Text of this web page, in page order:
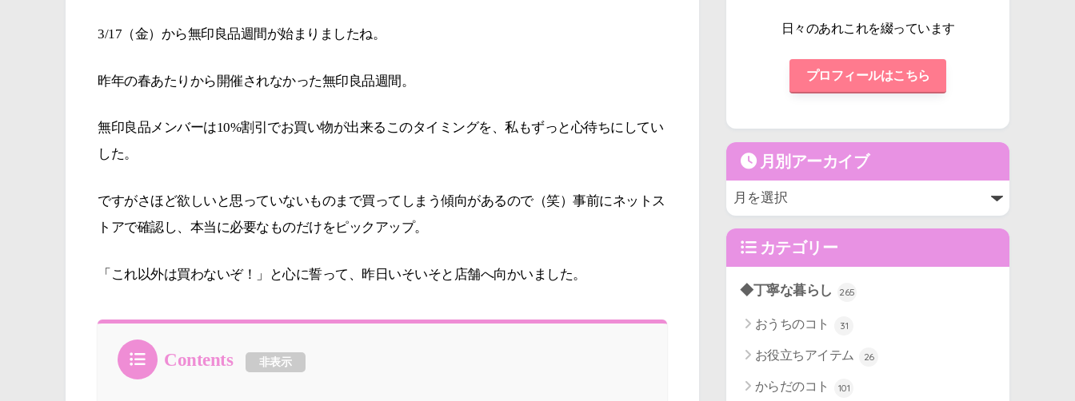
3/17（金）から無印良品週間が始まりましたね。
昨年の春あたりから開催されなかった無印良品週間。
無印良品メンバーは10%割引でお買い物が出来るこのタイミングを、私もずっと心待ちにしてい
した。
ですがさほど欲しいと思っていないものまで買ってしまう傾向があるので（笑）事前にネットス
トアで確認し、本当に必要なものだけをピックアップ。
「これ以外は買わないぞ！」と心に誓って、昨日いそいそと店舗へ向かいました。
Contents 非表示
日々のあれこれを綴っています
プロフィールはこちら
月別アーカイブ
カテゴリー
◆丁寧な暮らし 265
おうちのコト 31
お役立ちアイテム 26
からだのコト 101